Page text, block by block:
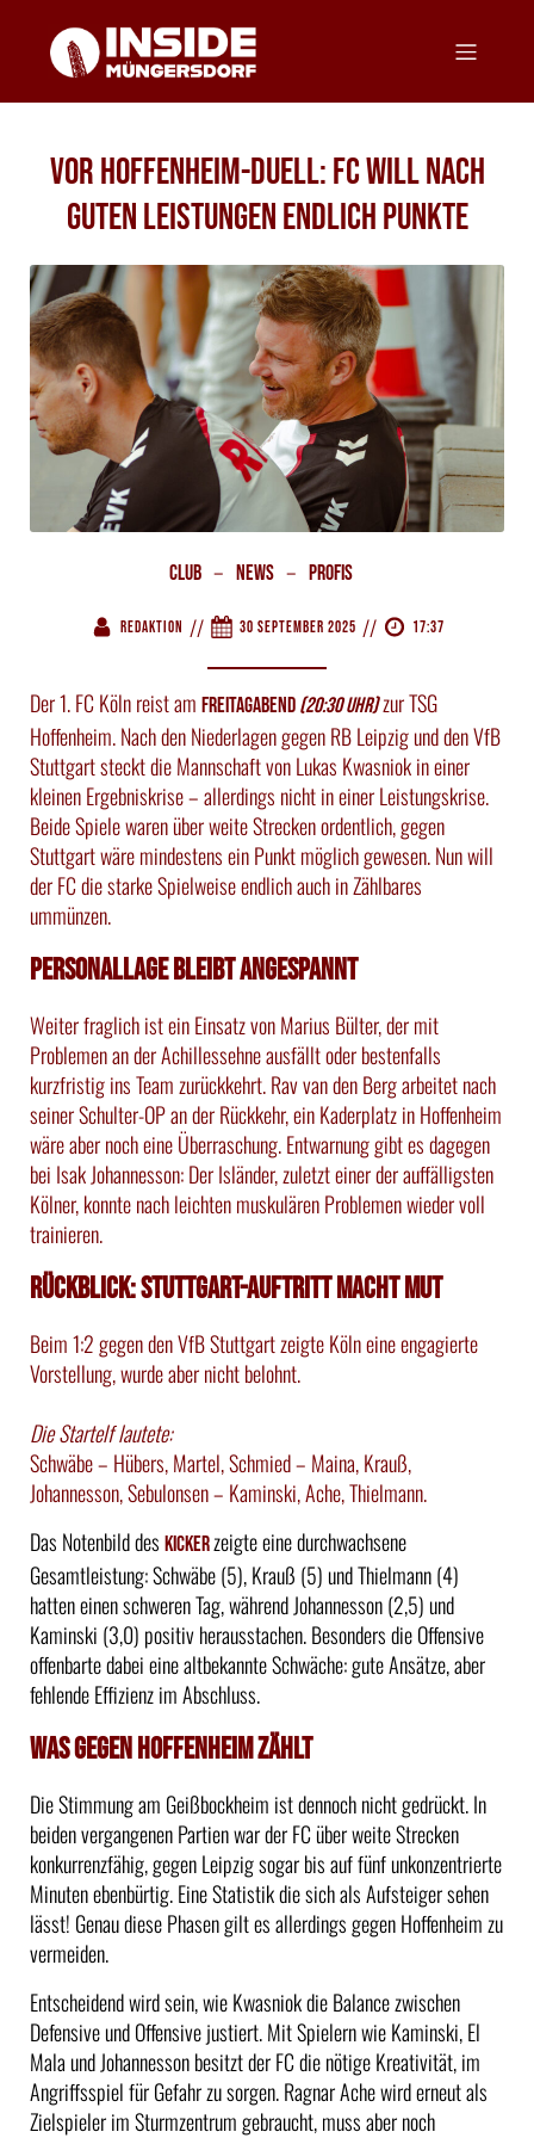
Vor Hoffenheim-Duell: FC will nach
guten Leistungen endlich Punkte
Club – News – Profis
Redaktion // 30 September 2025 // 17:37
Der 1. FC Köln reist am Freitagabend(20:30 Uhr)zur TSG
Hoffenheim. Nach den Niederlagen gegen RB Leipzig und den VfB
Stuttgart steckt die Mannschaft von Lukas Kwasniok in einer
kleinen Ergebniskrise – allerdings nicht in einer Leistungskrise.
Beide Spiele waren über weite Strecken ordentlich, gegen
Stuttgart wäre mindestens ein Punkt möglich gewesen. Nun will
der FC die starke Spielweise endlich auch in Zählbares
ummünzen.
Personallage bleibt angespannt
Weiter fraglich ist ein Einsatz von Marius Bülter, der mit
Problemen an der Achillessehne ausfällt oder bestenfalls
kurzfristig ins Team zurückkehrt. Rav van den Berg arbeitet nach
seiner Schulter-OP an der Rückkehr, ein Kaderplatz in Hoffenheim
wäre aber noch eine Überraschung. Entwarnung gibt es dagegen
bei Isak Johannesson: Der Isländer, zuletzt einer der auffälligsten
Kölner, konnte nach leichten muskulären Problemen wieder voll
trainieren.
Rückblick: Stuttgart-Auftritt macht Mut
Beim 1:2 gegen den VfB Stuttgart zeigte Köln eine engagierte
Vorstellung, wurde aber nicht belohnt.
Die Startelf lautete:
Schwäbe – Hübers, Martel, Schmied – Maina, Krauß,
Johannesson, Sebulonsen – Kaminski, Ache, Thielmann.
Das Notenbild des Kickerzeigte eine durchwachsene
Gesamtleistung: Schwäbe (5), Krauß (5) und Thielmann (4)
hatten einen schweren Tag, während Johannesson (2,5) und
Kaminski (3,0) positiv herausstachen. Besonders die Offensive
offenbarte dabei eine altbekannte Schwäche: gute Ansätze, aber
fehlende Effizienz im Abschluss.
Was gegen Hoffenheim zählt
Die Stimmung am Geißbockheim ist dennoch nicht gedrückt. In
beiden vergangenen Partien war der FC über weite Strecken
konkurrenzfähig, gegen Leipzig sogar bis auf fünf unkonzentrierte
Minuten ebenbürtig. Eine Statistik die sich als Aufsteiger sehen
lässt! Genau diese Phasen gilt es allerdings gegen Hoffenheim zu
vermeiden.
Entscheidend wird sein, wie Kwasniok die Balance zwischen
Defensive und Offensive justiert. Mit Spielern wie Kaminski, El
Mala und Johannesson besitzt der FC die nötige Kreativität, im
Angriffsspiel für Gefahr zu sorgen. Ragnar Ache wird erneut als
Zielspieler im Sturmzentrum gebraucht, muss aber noch